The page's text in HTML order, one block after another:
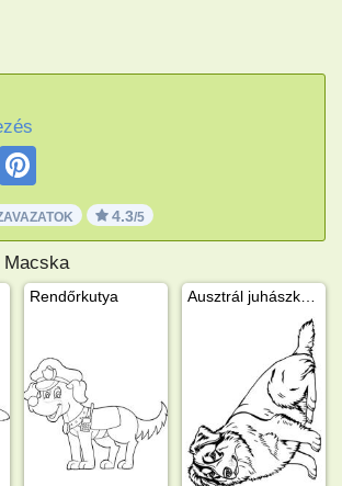
4.3/5
Macska
Rendőrkutya